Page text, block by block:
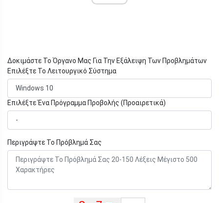
Δοκιμάστε Το Όργανο Μας Για Την Εξάλειψη Των Προβλημάτων
Επιλέξτε Το Λειτουργικό Σύστημα
Επιλέξτε Ένα Πρόγραμμα Προβολής (Προαιρετικά)
Περιγράψτε Το Πρόβλημά Σας